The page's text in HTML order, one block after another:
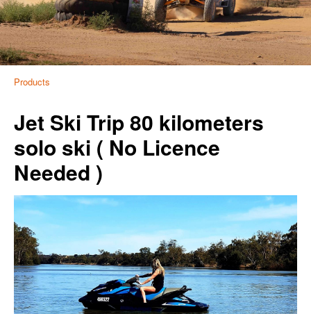
Products
Jet Ski Trip 80 kilometers
solo ski ( No Licence
Needed )